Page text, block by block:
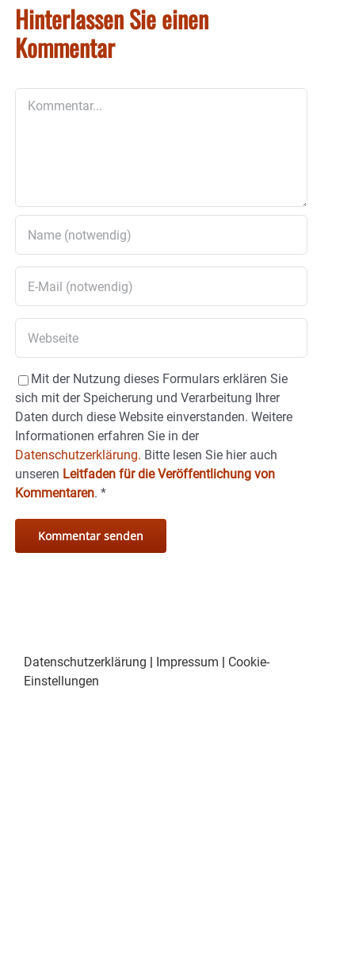
Hinterlassen Sie einen
Kommentar
Mit der Nutzung dieses Formulars erklären Sie
sich mit der Speicherung und Verarbeitung Ihrer
Daten durch diese Website einverstanden. Weitere
Informationen erfahren Sie in der
Datenschutzerklärung. Bitte lesen Sie hier auch
unseren Leitfaden für die Veröffentlichung von
Kommentaren. *
Datenschutzerklärung Impressum
Cookie-
Einstellungen